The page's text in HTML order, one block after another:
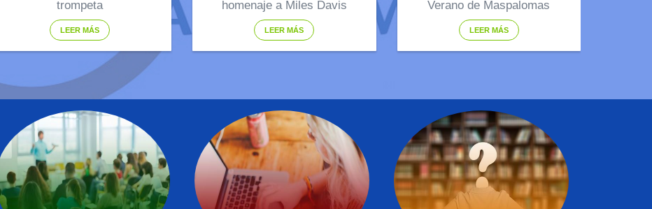
trompeta
LEER MÁS
homenaje a Miles Davis
LEER MÁS
Verano de Maspalomas
LEER MÁS